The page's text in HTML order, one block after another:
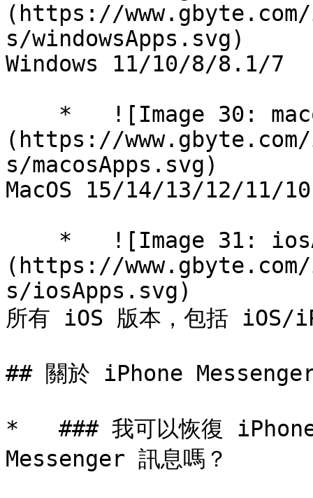
(https://
s/windowsApps.svg)
Windows 11/10/8/8.1/7
(https://
s/macosApps.svg)
MacOS 15/14/13/12/11/
(https://
s/iosApps.svg)
所有 iOS 版本，包括 iOS/
## 關於 iPhone Messenger
*   ### 我可以恢復
Messenger 訊息嗎？